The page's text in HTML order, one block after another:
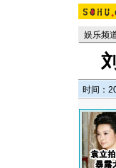
娱乐频
时间：